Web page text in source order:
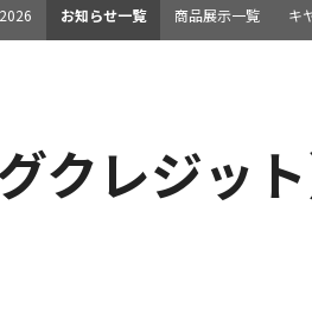
お知らせ一覧 商品展示一覧 キ
クレジッ